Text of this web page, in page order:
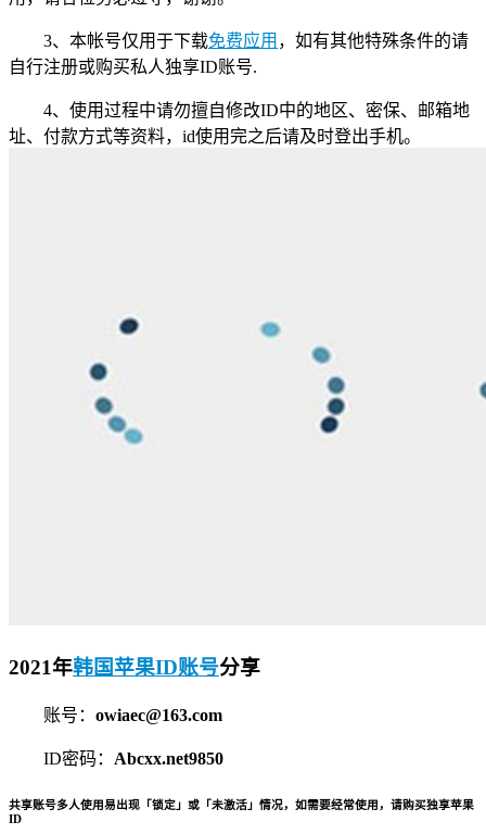
3、本帐号仅用于下载免费应用 ，如有其他特殊条件的请
自行注册或购买私人独享ID账号.
4、使用过程中请勿擅自修改ID中的地区、密保、邮箱地
址、付款方式等资料，id使用完之后请及时登出手机。
2021年韩国苹果ID账号分享
账号： owiaec@163.com
ID密码： Abcxx.net9850
共享账号多人使用易出现「锁定」或「未激活」情况，如需要经常使用，请购买独享苹果
ID